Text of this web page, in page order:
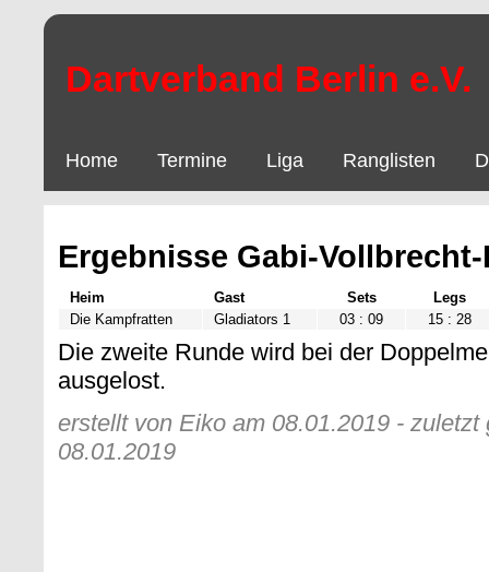
Dartverband Berlin e.V.
Home Termine Liga Ranglisten
Ergebnisse Gabi-
Heim Gast Sets
Legs
Die Kampfratten
Gladiators 1 03 : 09 15 : 28
Die zweite Runde wird bei der
ausgelost.
erstellt von Eiko am 08.01.2019 -
08.01.2019